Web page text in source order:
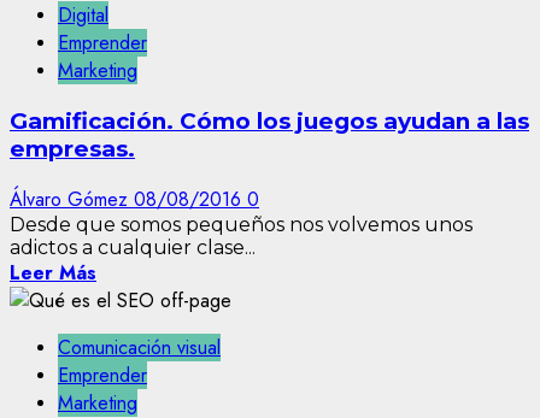
Digital
Emprender
Marketing
Gamificación. Cómo los juegos ayudan a las
empresas.
Álvaro Gómez 08/08/2016 0
Desde que somos pequeños nos volvemos unos
adictos a cualquier clase...
Leer Más
Comunicación visual
Emprender
Marketing